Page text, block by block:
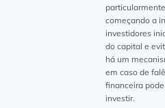
começando a
investidores
do capital e
há um
em caso de
financeira
investir.